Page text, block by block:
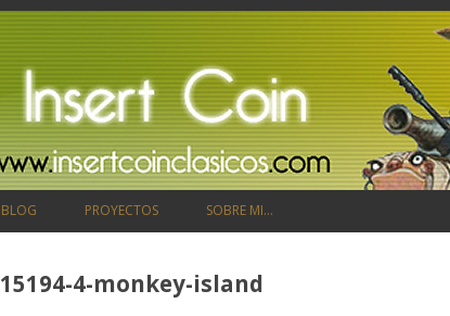
BLOG PROYECTOS SOBRE MI…
15194-4-monkey-island